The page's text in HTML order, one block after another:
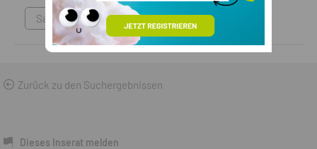
Sammlungen & Antikes
Zurück zu den Suchergebnissen
Dieses Inserat melden